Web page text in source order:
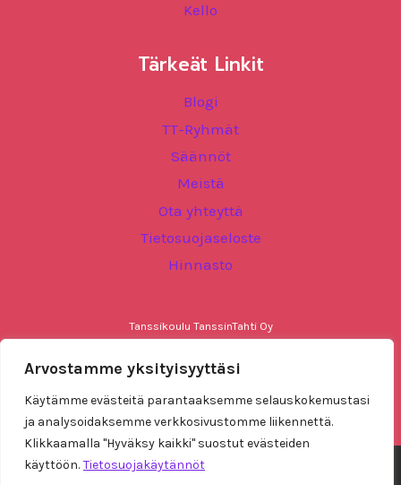
Arvostamme yksityisyyttäsi
Käytämme evästeitä parantaaksemme selauskokemustasi
ja analysoidaksemme verkkosivustomme liikennettä.
Klikkaamalla "Hyväksy kaikki" suostut evästeiden
käyttöön. Tietosuojakäytännöt
Kello
Tärkeät Linkit
Blogi
TT-Ryhmät
Säännöt
Meistä
Ota yhteyttä
Tietosuojaseloste
Hinnasto
Tanssikoulu TanssinTahti Oy
38300 Sastamala
+358 44 3828123